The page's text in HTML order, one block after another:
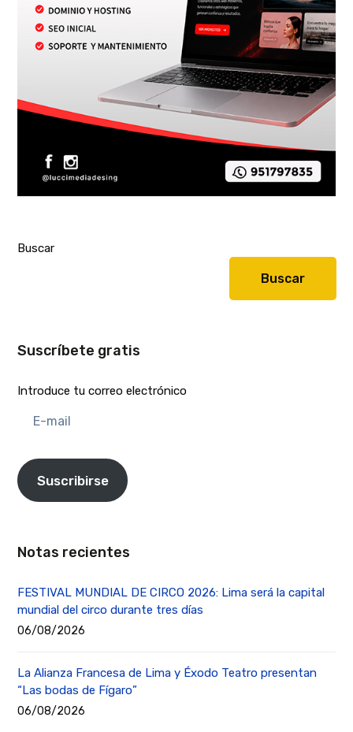
Buscar
Buscar
Suscríbete gratis
Introduce tu correo electrónico
mail
Suscribirse
Notas recientes
FESTIVAL MUNDIAL DE CIRCO 2026: Lima será la capital
mundial del circo durante tres días
06/08/2026
La Alianza Francesa de Lima y Éxodo Teatro presentan
“Las bodas de Fígaro”
06/08/2026